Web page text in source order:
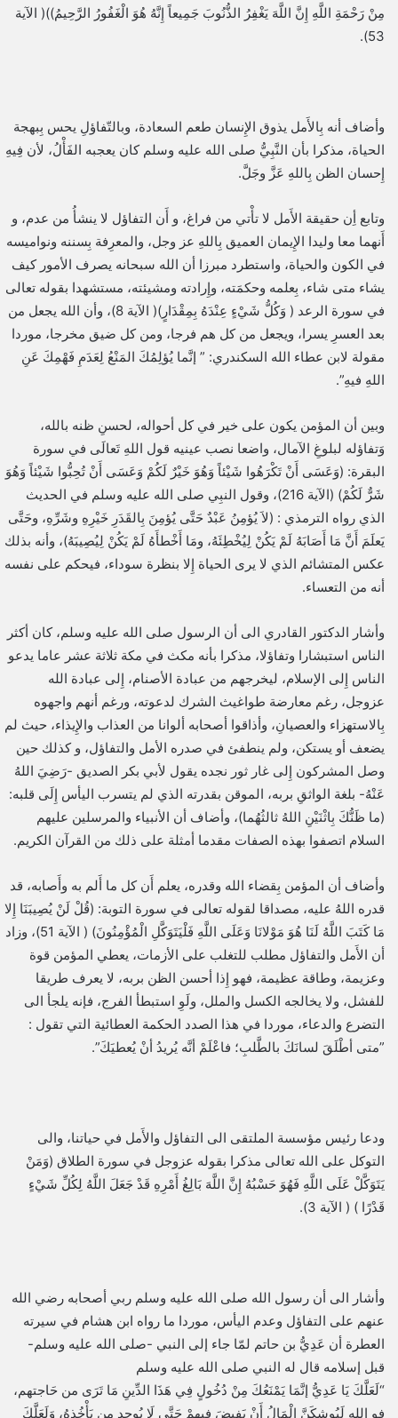
مِنْ رَحْمَةِ اللَّهِ إِنَّ اللَّهَ يَغْفِرُ الذُّنُوبَ جَمِيعاً إِنَّهُ هُوَ الْغَفُورُ الرَّحِيمُ))( الآية
53).
وأضاف أنه بِالأَمل يذوق الإِنسان طعم السعادة، وبالتّفاؤلِ يحس بِبهجة
الحياة، مذكرا بأن النَّبِيُّ صلى الله عليه وسلم كان يعجبه الفَأْلُ، لأن فِيهِ
إِحسان الظن بِاللهِ عَزَّ وجَلَّ.
وتابع أِن حقيقة الأَمل لا تأْتي من فراغ، و أَن التفاؤل لا ينشأُ من عدم، و
أَنهما معا وليدا الإِيمان العميق بِاللهِ عز وجل، والمعرِفة بِسننه ونواميسه
في الكون والحياة، واستطرد مبرزا أن الله سبحانه يصرف الأمور كيف
يشاء متى شاء، بِعلمه وحكمَته، وإِرادته ومشيئته، مستشهدا بقوله تعالى
في سورة الرعد ( وَكُلُّ شَيْءٍ عِنْدَهُ بِمِقْدَارٍ)( الآية 8)، وأن الله يجعل من
بعد العسرِ يسرا، ويجعل من كل هم فرجا، ومن كل ضيق مخرجا، موردا
مقولة لابن عطاء الله السكندري: ” إنَّما يُؤلِمُكَ المَنْعُ لِعَدَمِ فَهْمِكَ عَنِ
اللهِ فيهِ”.
وبين أن المؤمن يكون على خير في كل أحواله، لحسنِ ظنه بالله،
وَتفاؤله لبلوغِ الآمال، واضعا نصب عينيه قول اللهِ تَعالَى في سورة
البقرة: (وَعَسَى أَنْ تَكْرَهُوا شَيْئاً وَهُوَ خَيْرٌ لَكُمْ وَعَسَى أَنْ تُحِبُّوا شَيْئاً وَهُوَ
شَرٌّ لَكُمْ) (الآية 216)، وقول النبِي صلى الله عليه وسلم في الحديث
الذي رواه الترمذي : (لاَ يُؤمِنُ عَبْدٌ حَتَّى يُؤمِنَ بِالقَدَرِ خَيْرِهِ وشَرِّهِ، وحَتَّى
يَعلَمَ أَنَّ مَا أَصَابَهُ لَمْ يَكُنْ لِيُخْطِئَهُ، ومَا أَخْطأَهُ لَمْ يَكُنْ لِيُصِيبَهُ)، وأنه بذلك
عكس المتشائم الذي لا يرى الحياة إِلا بنظرة سوداء، فيحكم على نفسه
أنه من التعساء.
وأشار الدكتور القادري الى أن الرسول صلى الله عليه وسلم، كان أكثر
الناس استبشارا وتفاؤلا، مذكرا بأنه مكث في مكة ثلاثة عشر عاما يدعو
الناس إِلى الإسلام، ليخرجهم من عبادة الأصنام، إِلى عبادة الله
عزوجل، رغم معارضة طواغيث الشرك لدعوته، ورغم أنهم واجهوه
بِالاستهزاء والعصيانِ، وأذاقوا أصحابه ألوانا من العذاب والإِيذاء، حيث لم
يضعف أو يستكن، ولم ينطفئ في صدره الأمل والتفاؤل، و كذلك حين
وصل المشركون إِلى غار ثور نجده يقول لأبي بكر الصديق -رَضِيَ اللهُ
عَنْهُ- بلغة الواثقِ بربه، الموقن بقدرته الذي لم يتسرب اليأس إِلَى قلبه:
(ما ظَنُّكَ بِاثْنَيْنِ اللهُ ثالثُهُما)، وأضاف أن الأنبياء والمرسلين عليهم
السلام اتصفوا بهذه الصفات مقدما أمثلة على ذلك من القرآن الكريم.
وأضاف أن المؤمن بِقضاء الله وقدره، يعلم أَن كل ما أَلم به وأَصابه، قد
قدره اللهُ عليه، مصداقا لقوله تعالى في سورة التوبة: (قُلْ لَنْ يُصِيبَنَا إِلا
مَا كَتَبَ اللَّهُ لَنَا هُوَ مَوْلانَا وَعَلَى اللَّهِ فَلْيَتَوَكَّلِ الْمُؤْمِنُونَ) ( الآية 51)، وزاد
أن الأَمل والتفاؤل مطلب للتغلب على الأزمات، يعطي المؤمن قوة
وعزيمة، وطاقة عظيمة، فهو إِذا أحسن الظن بربه، لا يعرف طريقا
للفشل، ولا يخالجه الكسل والملل، ولَوِ استبطأ الفرج، فإنه يلجأ الى
التضرع والدعاء، موردا في هذا الصدد الحكمة العطائية التي تقول :
”متى أطْلَقَ لسانَكَ بالطَّلبِ؛ فاعْلَمْ أنَّه يُريدُ أنْ يُعطيَكَ”.
ودعا رئيس مؤسسة الملتقى الى التفاؤل والأَمل في حياتنا، والى
التوكل على الله تعالى مذكرا بقوله عزوجل في سورة الطلاق (وَمَنْ
يَتَوَكَّلْ عَلَى اللَّهِ فَهُوَ حَسْبُهُ إِنَّ اللَّهَ بَالِغُ أَمْرِهِ قَدْ جَعَلَ اللَّهُ لِكُلِّ شَيْءٍ
قَدْرًا ) ( الآية 3).
وأشار الى أن رسول الله صلى الله عليه وسلم ربي أصحابه رضي الله
عنهم على التفاؤل وعدم اليأس، موردا ما رواه ابن هشام في سيرته
العطرة أن عَدِيُّ بن حاتم لمّا جاء إلى النبي -صلى الله عليه وسلم-
قبل إسلامه قال له النبي صلى الله عليه وسلم
“لَعَلَّكَ يَا عَدِيُّ إنَّمَا يَمْنَعُكَ مِنْ دُخُولٍ فِي هَذَا الدِّينِ مَا تَرَى من حَاجتهم،
فو الله لَيُوشِكَنَّ الْمَالُ أَنْ يَفِيضَ فِيهِمْ حَتَّى لَا يُوجد من يَأْخُذهُ، وَلَعَلَّكَ